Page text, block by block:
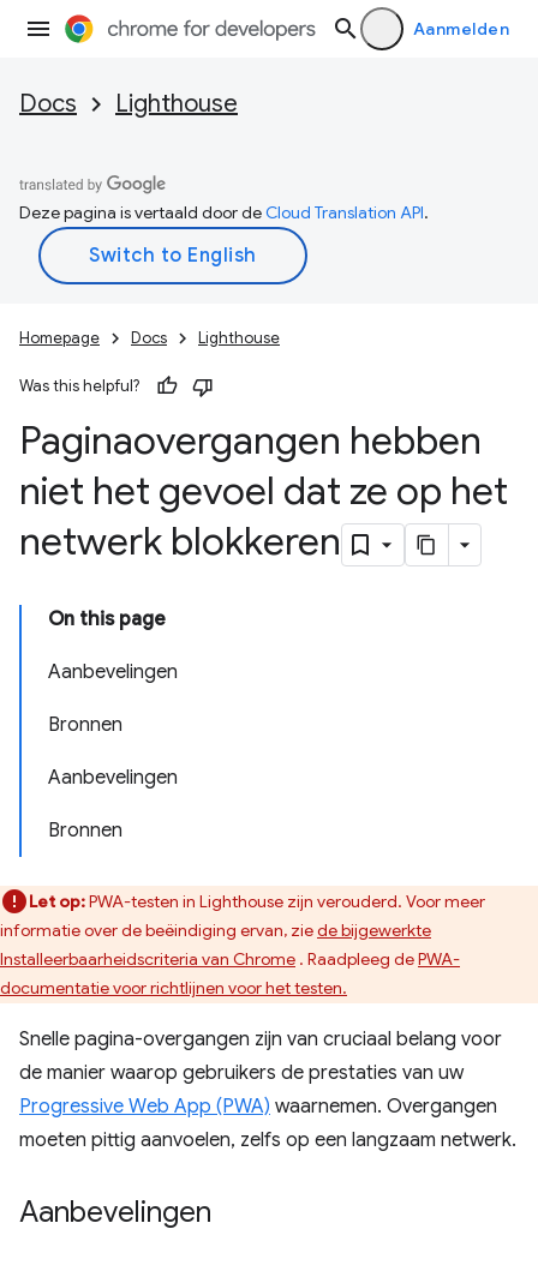
Aanmelden
Docs Lighthouse
Deze pagina is vertaald door deCloud Translation API.
Homepage Docs Lighthouse
Was this helpful?
Paginaovergangen hebben
niet het gevoel dat ze op het
netwerk blokkeren
On this page
Aanbevelingen
Bronnen
Aanbevelingen
Bronnen
Let op:PWA-testen in Lighthouse zijn verouderd. Voor meer
informatie over de beëindiging ervan, ziede bijgewerkte
Installeerbaarheidscriteria van Chrome . Raadpleeg dePWA-
documentatie voor richtlijnen voor het testen.
Snelle pagina-overgangen zijn van cruciaal belang voor
de manier waarop gebruikers de prestaties van uw
Progressive Web App (PWA) waarnemen. Overgangen
moeten pittig aanvoelen, zelfs op een langzaam netwerk.
Aanbevelingen